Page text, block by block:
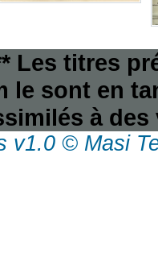
Les titres
le sont en
à
v1.0 © Masi